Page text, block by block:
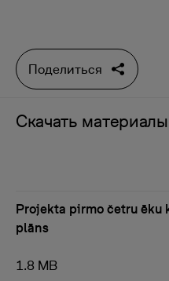
Поделиться
Скачать материалы
Projekta pirmo četru ēku
plāns
1.8 MB